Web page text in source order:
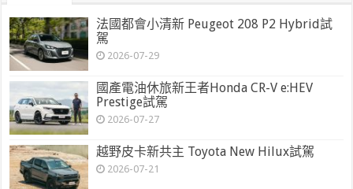
法國都會小清新 Peugeot 208 P2 Hybrid試
駕
2026-07-29
國產電油休旅新王者Honda CR-V e:HEV
Prestige試駕
2026-07-27
越野皮卡新共主 Toyota New Hilux試駕
2026-07-21